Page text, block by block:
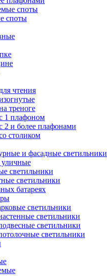
споты
споты
чтения
треноге
1 плафоном
2 и более плафонами
столиком
и фасадные светильники
светильники
светильники
батареях
светильники
светильники
светильники
светильники